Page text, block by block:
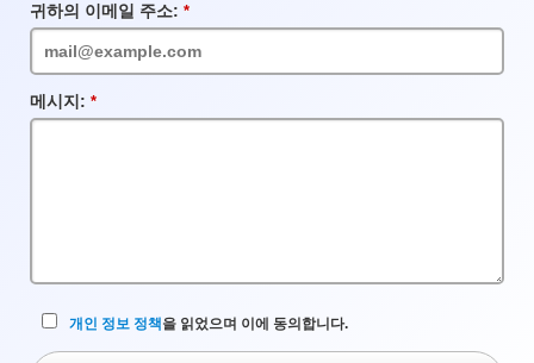
귀하의 이메일 주소:
수
입
력
메시지:
수
개인 정보 정책을 읽었으며 이에 동의합니다.